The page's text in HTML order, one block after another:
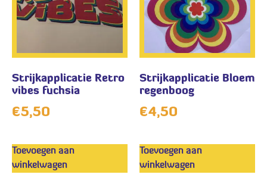
Strijkapplicatie Retro
vibes fuchsia
€5,50
Toevoegen aan
winkelwagen
Strijkapplicatie Bloem
regenboog
€4,50
Toevoegen aan
winkelwagen